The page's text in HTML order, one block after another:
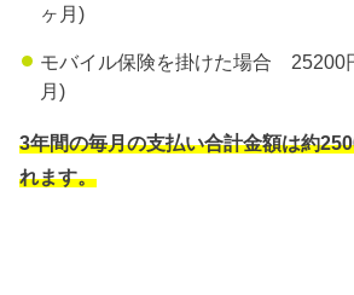
ヶ月)
モバイル保険を掛けた場合 25200
月)
3年間の毎月の支払い合計金額は約
れます。